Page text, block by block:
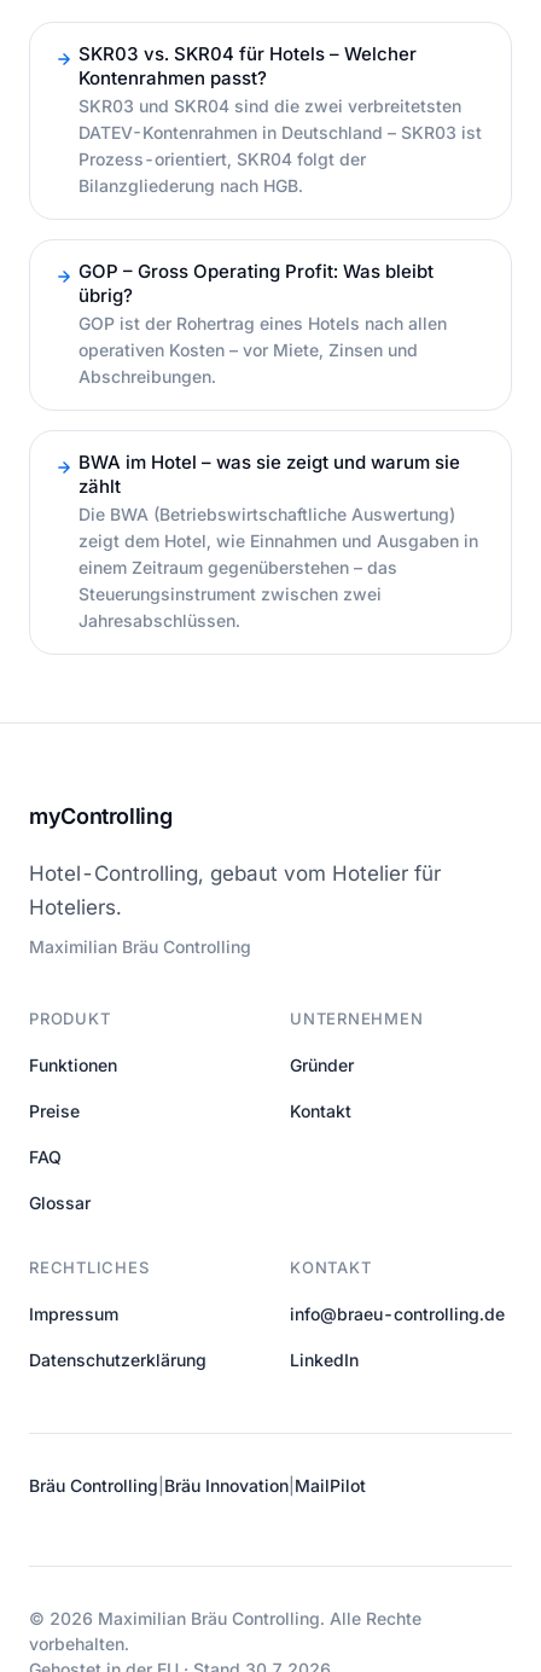
SKR03 vs. SKR04 für Hotels – Welcher
Kontenrahmen passt?
SKR03 und SKR04 sind die zwei verbreitetsten
DATEV-Kontenrahmen in Deutschland – SKR03 ist
Prozess-orientiert, SKR04 folgt der
Bilanzgliederung nach HGB.
GOP – Gross Operating Profit: Was bleibt
übrig?
GOP ist der Rohertrag eines Hotels nach allen
operativen Kosten – vor Miete, Zinsen und
Abschreibungen.
BWA im Hotel – was sie zeigt und warum sie
zählt
Die BWA (Betriebswirtschaftliche Auswertung)
zeigt dem Hotel, wie Einnahmen und Ausgaben in
einem Zeitraum gegenüberstehen – das
Steuerungsinstrument zwischen zwei
Jahresabschlüssen.
myControlling
Hotel-Controlling, gebaut vom Hotelier für
Hoteliers.
Maximilian Bräu Controlling
PRODUKT
Funktionen
Preise
FAQ
Glossar
UNTERNEHMEN
Gründer
Kontakt
RECHTLICHES
Impressum
Datenschutzerklärung
KONTAKT
info@braeu-controlling.de
LinkedIn
Bräu Controlling Bräu Innovation MailPilot
© 2026 Maximilian Bräu Controlling. Alle Rechte
vorbehalten.